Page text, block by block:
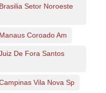
Setor Noroeste
Coroado Am
De Fora Santos
Vila Nova Sp